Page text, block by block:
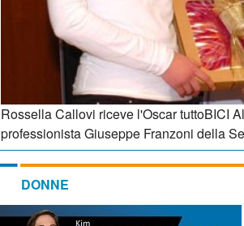
Rossella Callovi riceve l'Oscar tuttoBICI
professionista Giuseppe Franzoni della
DONNE